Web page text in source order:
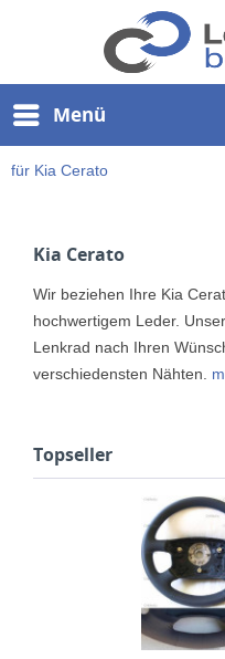
Menü
für Kia Cerato
Kia Cerato
Wir beziehen Ihre Kia
hochwertigem Leder.
Lenkrad nach Ihren
verschiedensten Nähten.
Topseller